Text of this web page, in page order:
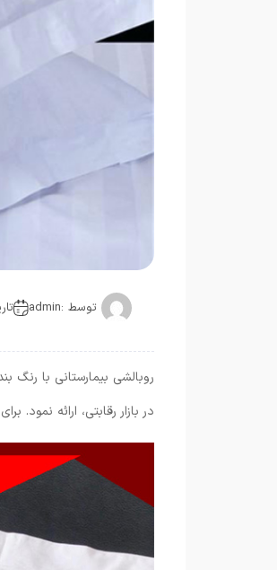
توسط :admin
روبالشی بیمارستانی با
در بازار رقابتی، ارائه